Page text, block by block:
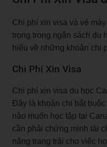
Chi phí xin visa và vé
trọng trong ngân sách du
hiểu về những khoản chi
Chi Phí Xin Visa
Chi phí xin visa du học
Đây là khoản chi bắt
nào muốn học tập tại
cần phải chứng minh tài
năng trang trải cho việc